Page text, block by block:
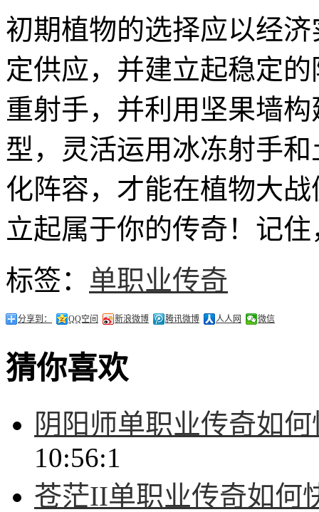
初期植物的选择应以经
定供应，并建立起稳定
重射手，并利用坚果墙
型，灵活运用冰冻射手
化阵容，才能在植物大
立起属于你的传奇！记
标签： 单职业传奇
分享到： QQ空间 新浪微博 腾讯微博 人人网 微信
猜你喜欢
阴阳师单职业传奇如
10:56:1
苍茫II单职业传奇如何